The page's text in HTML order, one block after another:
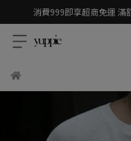
消費999即享超商免運 滿